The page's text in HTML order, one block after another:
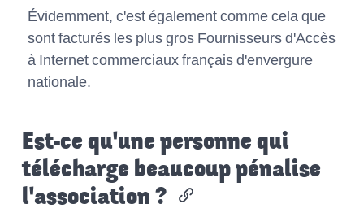
Évidemment, c'est également comme cela que
sont facturés les plus gros Fournisseurs d'Accès
à Internet commerciaux français d'envergure
nationale.
Est-ce qu'une personne qui
télécharge beaucoup pénalise
l'association ?